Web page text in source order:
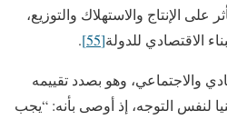
على الإنتاج والاستهلاك والتوزيع،
الاقتصادي للدولة[55]
.
والاجتماعي، وهو بصدد تقييمه
لنفس التوجه، إذ أوصى بأنه: “يجب